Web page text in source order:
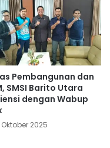
Pembangunan dan
SMSI Barito Utara
dengan Wabup
2025